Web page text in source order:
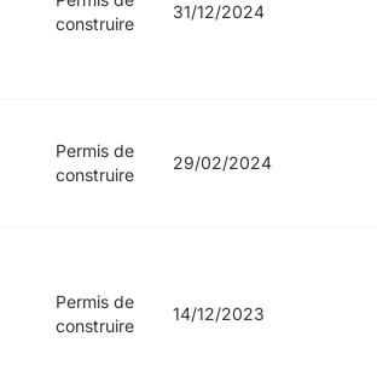
construire
31/12/2024
Permis de
construire
29/02/2024
Permis de
construire
14/12/2023